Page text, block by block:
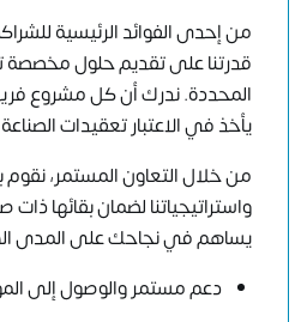
من إحدى الفوائد الرئيسية
قدرتنا على تقديم حلول مخصصة
المحددة. ندرك أن كل مشروع
يأخذ في الاعتبار تعقيدات
من خلال التعاون المستمر، نقوم
واستراتيجياتنا لضمان بقائها ذات
يساهم في نجاحك على المدى
دعم مستمر والوصول إلى